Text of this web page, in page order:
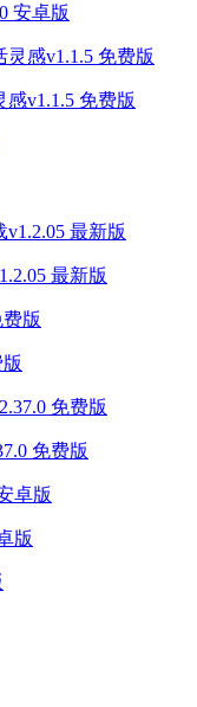
安卓版
v1.1.5 免费版
最新版
免费版
版